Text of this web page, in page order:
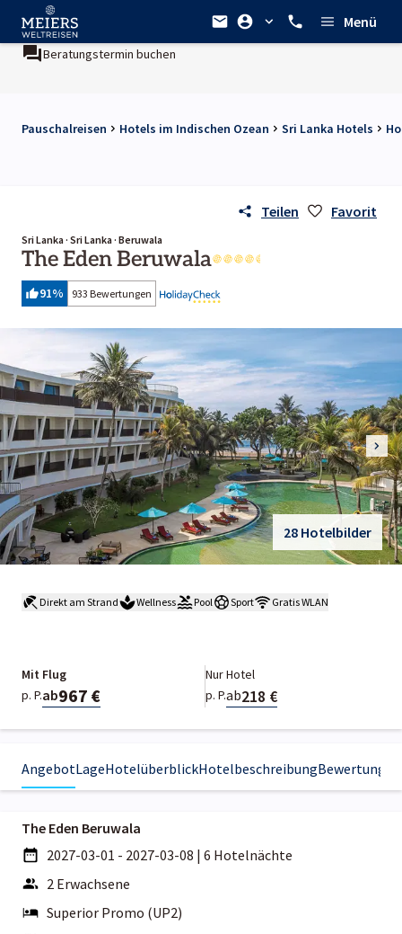
Menü
Beratungstermin buchen
Pauschalreisen Hotels im Indischen Ozean Sri Lanka Hotels
Teilen Favorit
Sri Lanka · Sri Lanka · Beruwala
The Eden Beruwala
91% 933 Bewertungen
28 Hotelbilder
Direkt am Strand Wellness Pool Sport Gratis WLAN
Mit Flug
p. P.ab967 €
Nur Hotel
p. P.ab218 €
AngebotLageHotelüberblickHotelbeschreibungBewertungen
The Eden Beruwala
2027-03-01 - 2027-03-08 | 6 Hotelnächte
2 Erwachsene
Superior Promo (UP2)